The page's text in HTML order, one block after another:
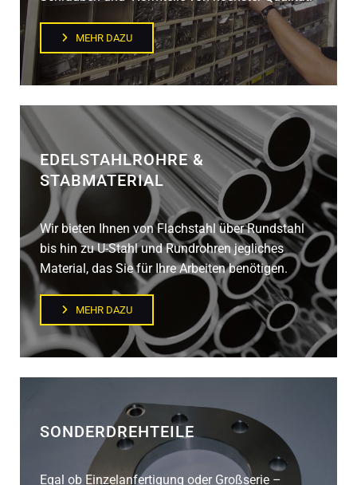
MEHR DAZU
EDELSTAHLROHRE &
STABMATERIAL
Wir bieten Ihnen von Flachstahl über Rundstahl
bis hin zu U-Stahl und Rundrohren jegliches
Material, das Sie für Ihre Arbeiten benötigen.
MEHR DAZU
SONDERDREHTEILE
Egal ob Einzelanfertigung oder Großserie –